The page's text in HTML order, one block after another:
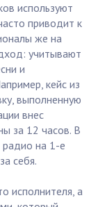
используют
приводит к
же на
учитывают
и
кейс из
выполненную
внес
за 12 часов. В
радио на 1-е
себя.
исполнителя, а